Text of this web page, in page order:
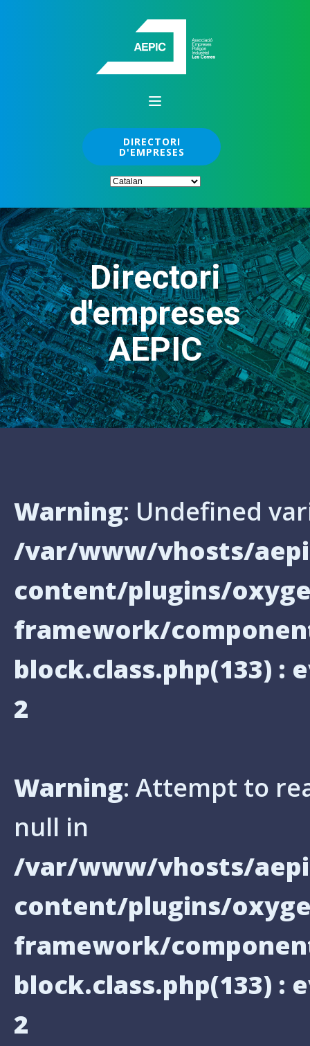
DIRECTORI
D'EMPRESES
Directori
d'empreses
AEPIC
Warning: Undefined
/var/www/vhosts/
content/plugins/
framework/
block.class.php(133) :
2
Warning: Attempt to
null in
/var/www/vhosts/
content/plugins/
framework/
block.class.php(133) :
2